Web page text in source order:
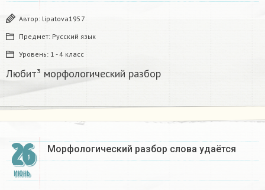
Автор: lipatova1957
Предмет: Русский язык
Уровень: 1 - 4 класс
Любит³ морфологический разбор​
26
ИЮНЬ
Морфологический разбор слова удаётся